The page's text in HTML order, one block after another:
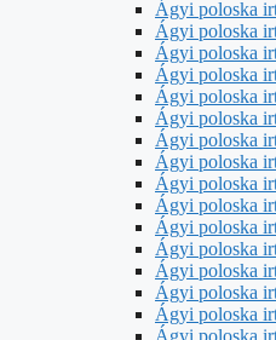
Ágyi poloska
Ágyi poloska
Ágyi poloska
Ágyi poloska
Ágyi poloska
Ágyi poloska
Ágyi poloska
Ágyi poloska
Ágyi poloska
Ágyi poloska
Ágyi poloska
Ágyi poloska
Ágyi poloska
Ágyi poloska
Ágyi poloska
Ágyi poloska